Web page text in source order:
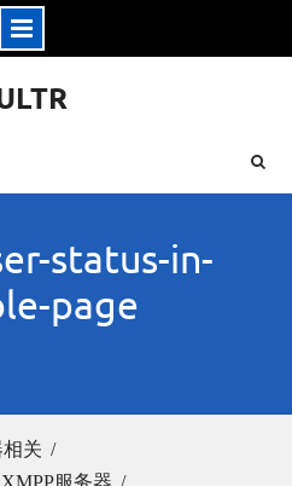
status-in-
page
相关
服务器